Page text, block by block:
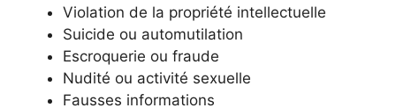
Violation de la propriété intellectuelle
Suicide ou automutilation
Escroquerie ou fraude
Nudité ou activité sexuelle
Fausses informations